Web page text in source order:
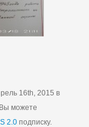
16th, 2015 в
можете
2.0подписку.